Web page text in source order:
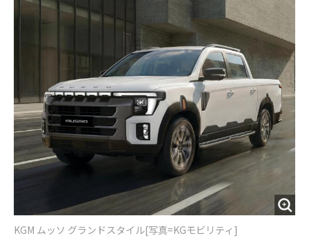
KGM ムッソ グランドスタイル[写真=KGモビリティ]